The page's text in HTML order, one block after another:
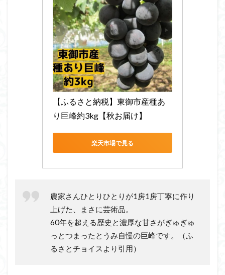
【ふるさと納税】東御市産種あ
り巨峰約3kg【秋お届け】
楽天市場で見る
農家さんひとりひとりが1房1房丁寧に作り
上げた、まさに芸術品。
60年を超える歴史と濃厚な甘さがぎゅぎゅ
っとつまったとうみ自慢の巨峰です。（ふ
るさとチョイスより引用）